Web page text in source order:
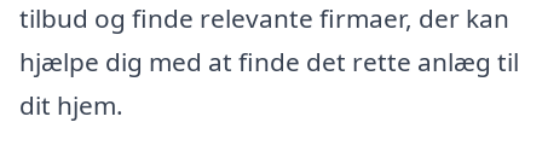
tilbud og finde relevante firmaer, der kan
hjælpe dig med at finde det rette anlæg til
dit hjem.